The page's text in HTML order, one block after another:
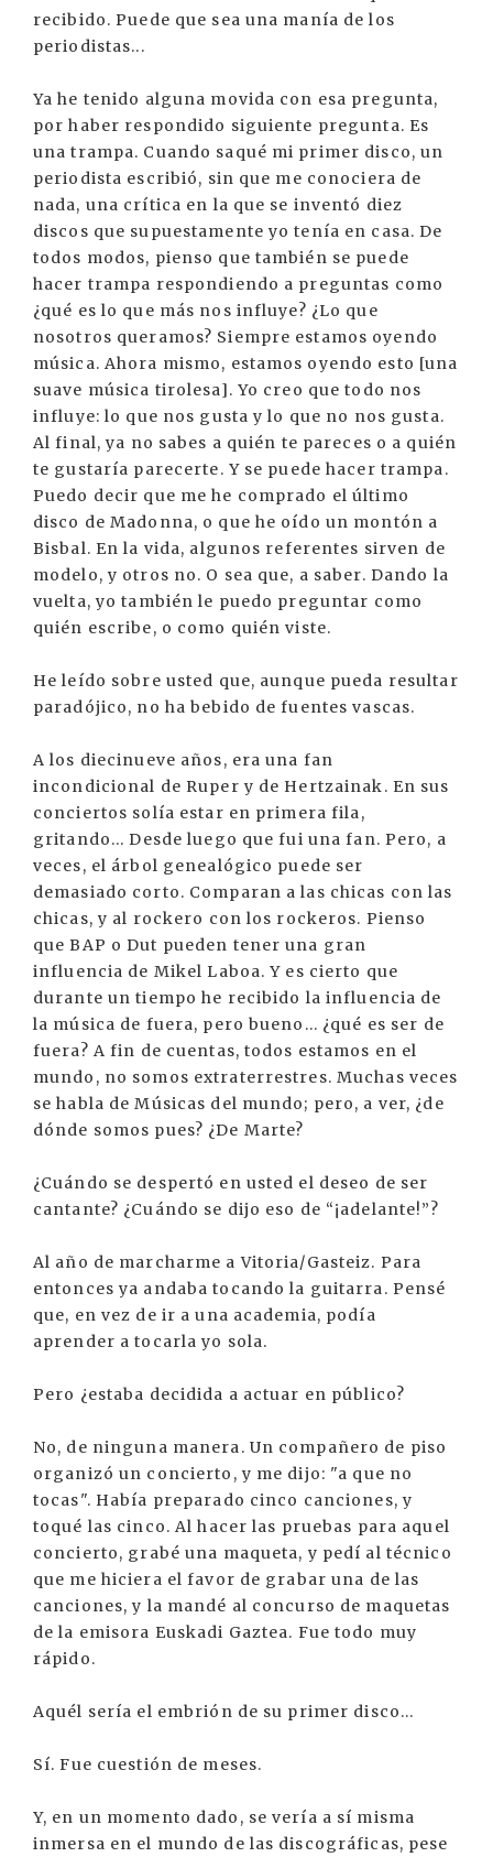
recibido. Puede que sea una manía de los
periodistas...
Ya he tenido alguna movida con esa pregunta,
por haber respondido siguiente pregunta. Es
una trampa. Cuando saqué mi primer disco, un
periodista escribió, sin que me conociera de
nada, una crítica en la que se inventó diez
discos que supuestamente yo tenía en casa. De
todos modos, pienso que también se puede
hacer trampa respondiendo a preguntas como
¿qué es lo que más nos influye? ¿Lo que
nosotros queramos? Siempre estamos oyendo
música. Ahora mismo, estamos oyendo esto [una
suave música tirolesa]. Yo creo que todo nos
influye: lo que nos gusta y lo que no nos gusta.
Al final, ya no sabes a quién te pareces o a quién
te gustaría parecerte. Y se puede hacer trampa.
Puedo decir que me he comprado el último
disco de Madonna, o que he oído un montón a
Bisbal. En la vida, algunos referentes sirven de
modelo, y otros no. O sea que, a saber. Dando la
vuelta, yo también le puedo preguntar como
quién escribe, o como quién viste.
He leído sobre usted que, aunque pueda resultar
paradójico, no ha bebido de fuentes vascas.
A los diecinueve años, era una fan
incondicional de Ruper y de Hertzainak. En sus
conciertos solía estar en primera fila,
gritando... Desde luego que fui una fan. Pero, a
veces, el árbol genealógico puede ser
demasiado corto. Comparan a las chicas con las
chicas, y al rockero con los rockeros. Pienso
que BAP o Dut pueden tener una gran
influencia de Mikel Laboa. Y es cierto que
durante un tiempo he recibido la influencia de
la música de fuera, pero bueno... ¿qué es ser de
fuera? A fin de cuentas, todos estamos en el
mundo, no somos extraterrestres. Muchas veces
se habla de Músicas del mundo; pero, a ver, ¿de
dónde somos pues? ¿De Marte?
¿Cuándo se despertó en usted el deseo de ser
cantante? ¿Cuándo se dijo eso de “¡adelante!”?
Al año de marcharme a Vitoria/Gasteiz. Para
entonces ya andaba tocando la guitarra. Pensé
que, en vez de ir a una academia, podía
aprender a tocarla yo sola.
Pero ¿estaba decidida a actuar en público?
No, de ninguna manera. Un compañero de piso
organizó un concierto, y me dijo: "a que no
tocas". Había preparado cinco canciones, y
toqué las cinco. Al hacer las pruebas para aquel
concierto, grabé una maqueta, y pedí al técnico
que me hiciera el favor de grabar una de las
canciones, y la mandé al concurso de maquetas
de la emisora Euskadi Gaztea. Fue todo muy
rápido.
Aquél sería el embrión de su primer disco...
Sí. Fue cuestión de meses.
Y, en un momento dado, se vería a sí misma
inmersa en el mundo de las discográficas, pese